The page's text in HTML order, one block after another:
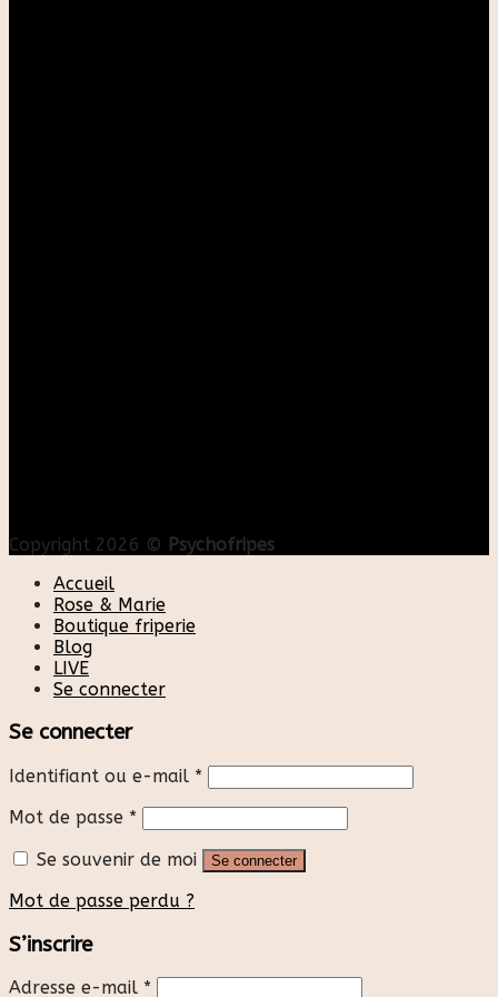
Copyright 2026 © Psychofripes
Accueil
Rose & Marie
Boutique friperie
Blog
LIVE
Se connecter
Se connecter
Identifiant ou e-mail *
Mot de passe *
Se souvenir de moi
Se connecter
Mot de passe perdu ?
S’inscrire
Adresse e-mail *